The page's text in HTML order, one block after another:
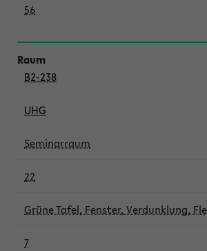
56
B2-238
UHG
Seminarraum
22
Grüne Tafel, Fenster, Verdunklung,
7